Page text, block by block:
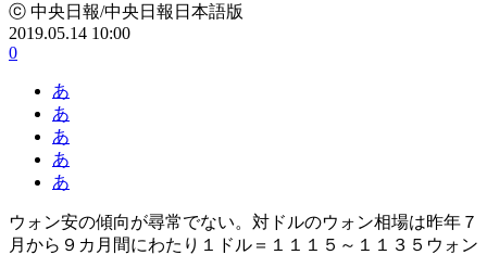
ⓒ 中央日報/中央日報日本語版
2019.05.14 10:00
0
あ
あ
あ
あ
あ
ウォン安の傾向が尋常でない。対ドルのウォン相場は昨年７
月から９カ月間にわたり１ドル＝１１１５～１１３５ウォン